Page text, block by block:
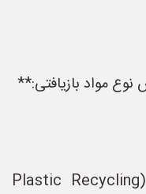
* **دستگاه بازیافت پلاستیک (Plastic Recycling